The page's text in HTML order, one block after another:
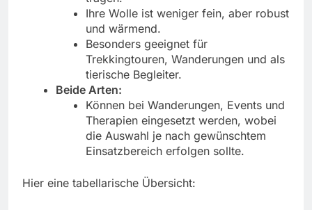
Ihre Wolle ist weniger fein, aber robust
und wärmend.
Besonders geeignet für
Trekkingtouren, Wanderungen und als
tierische Begleiter.
Beide Arten:
Können bei Wanderungen, Events und
Therapien eingesetzt werden, wobei
die Auswahl je nach gewünschtem
Einsatzbereich erfolgen sollte.
Hier eine tabellarische Übersicht: